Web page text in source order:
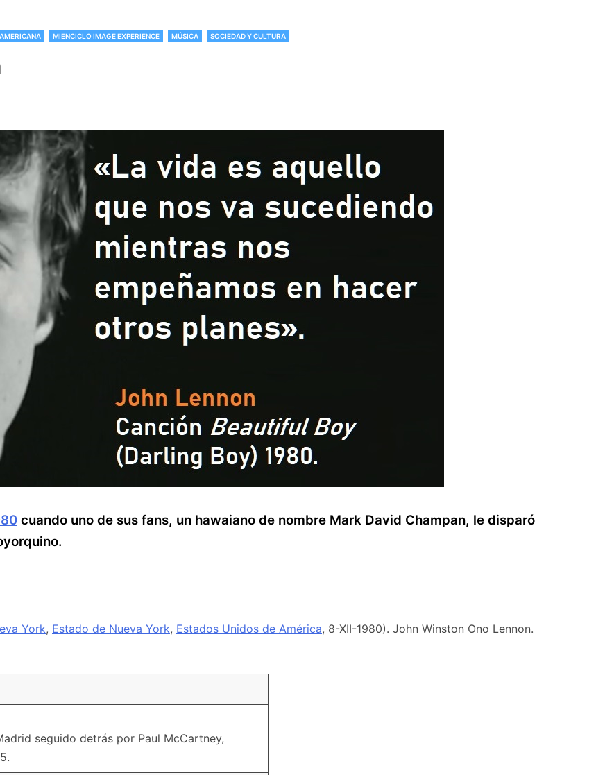
MIENCICLO IMAGE EXPERIENCE MÚSICA SOCIEDAD Y CULTURA
cuando uno de sus fans, un hawaiano de nombre Mark David Champan, le disparó
York, Estado de Nueva York, Estados Unidos de América, 8-XII-1980). John Winston Ono Lennon.
seguido detrás por Paul McCartney,